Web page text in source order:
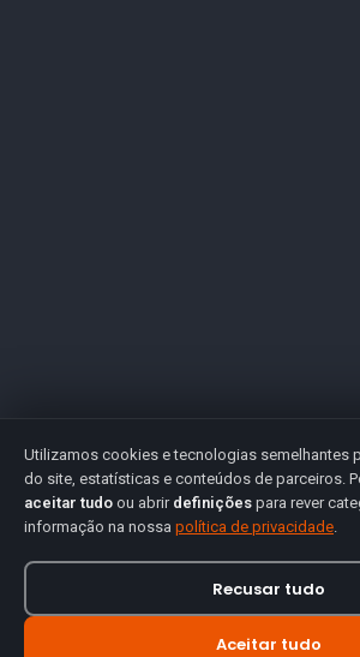
Utilizamos cookies e tecnologias semelhantes
do site, estatísticas e conteúdos de parceiros.
aceitar tudo ou abrir definições para rever
informação na nossa política de privacidade.
Recusar tudo
Aceitar tudo